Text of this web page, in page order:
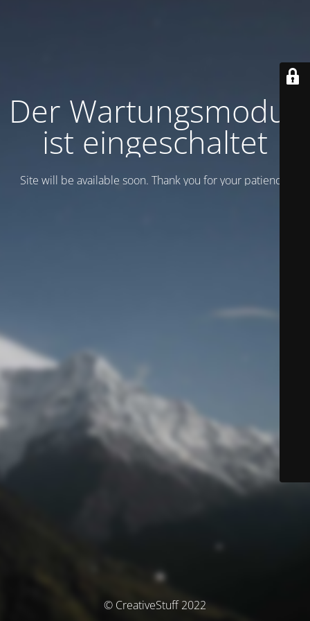
Der Wartungsmodus
ist eingeschaltet
Site will be available soon. Thank you for your patience!
© CreativeStuff 2022